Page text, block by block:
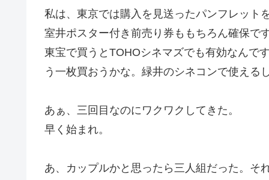
私は、東京では購入を見送ったパンフレット
室井ポスター付き前売り券ももちろん確保で
東宝で買うとTOHOシネマズでも有効なんで
う一枚買おうかな。緑井のシネコンで使える
あぁ、三回目なのにワクワクしてきた。
早く始まれ。
あ、カップルかと思ったら三人組だった。そ